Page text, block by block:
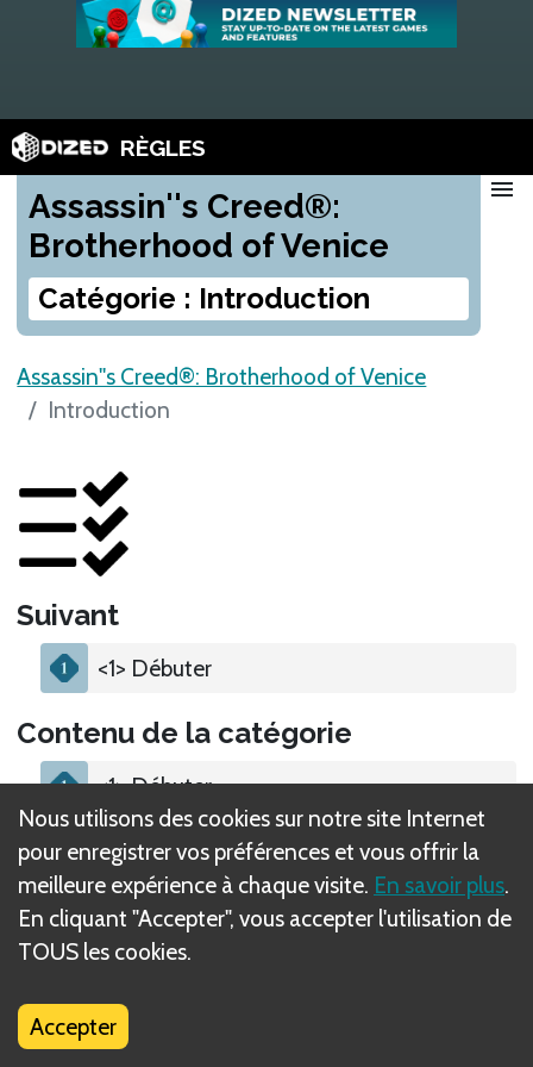
RÈGLES
Assassin''s Creed®:
Brotherhood of Venice
Catégorie : Introduction
menu
Assassin''s Creed®: Brotherhood of Venice
Introduction
Suivant
<1> Débuter
Contenu de la catégorie
<1> Débuter
Qu'est-ce que les règles DIZED ?
Nous utilisons des cookies sur notre site Internet
pour enregistrer vos préférences et vous offrir la
meilleure expérience à chaque visite. En savoir plus.
En cliquant "Accepter", vous accepter l'utilisation de
TOUS les cookies.
Accepter